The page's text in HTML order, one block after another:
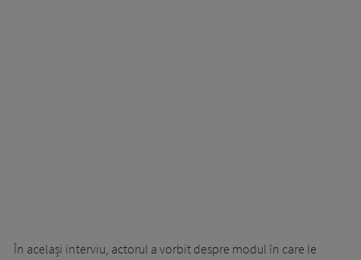
În același interviu, actorul a vorbit despre modul în care le